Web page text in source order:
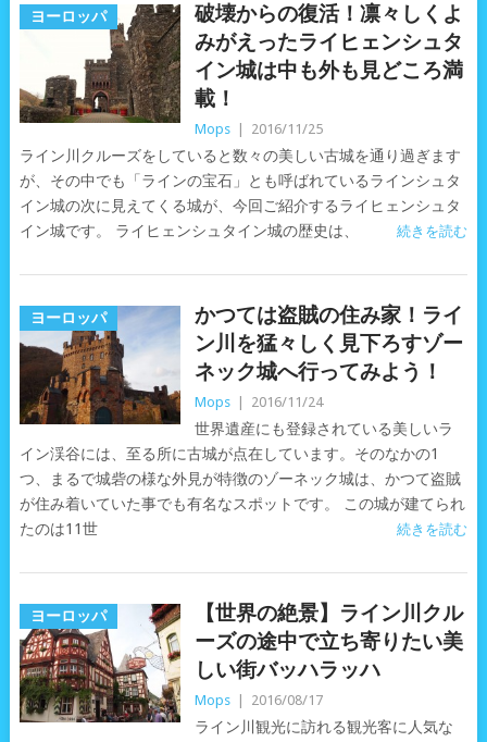
ヨーロッパ
破壊からの復活！凛々しくよ
みがえったライヒェンシュタ
イン城は中も外も見どころ満
載！
Mops 2016/11/25
ライン川クルーズをしていると数々の美しい古城を通り過ぎます
が、その中でも「ラインの宝石」とも呼ばれているラインシュタ
イン城の次に見えてくる城が、今回ご紹介するライヒェンシュタ
イン城です。 ライヒェンシュタイン城の歴史は、
続きを読む
ヨーロッパ
かつては盗賊の住み家！ライ
ン川を猛々しく見下ろすゾー
ネック城へ行ってみよう！
Mops 2016/11/24
世界遺産にも登録されている美しいラ
イン渓谷には、至る所に古城が点在しています。そのなかの1
つ、まるで城砦の様な外見が特徴のゾーネック城は、かつて盗賊
が住み着いていた事でも有名なスポットです。 この城が建てられ
たのは11世
続きを読む
ヨーロッパ
【世界の絶景】ライン川クル
ーズの途中で立ち寄りたい美
しい街バッハラッハ
Mops 2016/08/17
ライン川観光に訪れる観光客に人気な